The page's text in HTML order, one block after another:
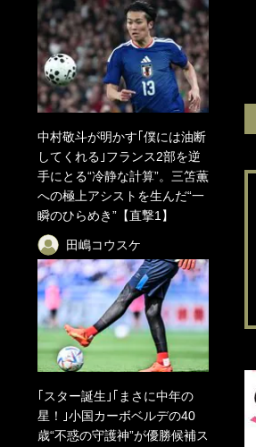
中村敬斗が明かす｢僕には油断
してくれる｣フランス2部を逆
手にとる“冷静な計算”。三笘薫
への極上アシストを生んだ“一
瞬のひらめき”【直撃1】
田嶋コウスケ
｢スター誕生｣｢まさに中年の
星！｣小国カーボベルデの40
歳“不惑の守護神”が優勝候補ス